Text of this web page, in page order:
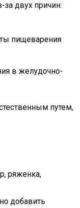
за двух причин:
пищеварения
в желудочно-
путем,
ряженка,
добавить